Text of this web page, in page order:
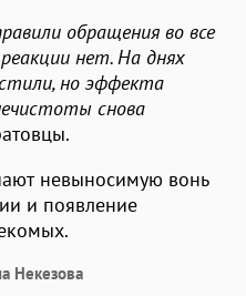
обращения во все
нет. На днях
но эффекта
снова
невыносимую вонь
и появление
Некезова